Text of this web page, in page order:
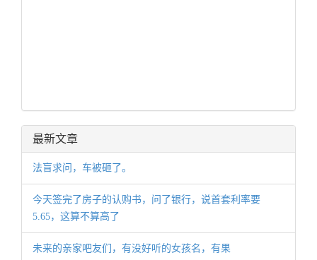
最新文章
法盲求问，车被砸了。
今天签完了房子的认购书，问了银行，说首套利率要
5.65，这算不算高了
未来的亲家吧友们，有没好听的女孩名，有果